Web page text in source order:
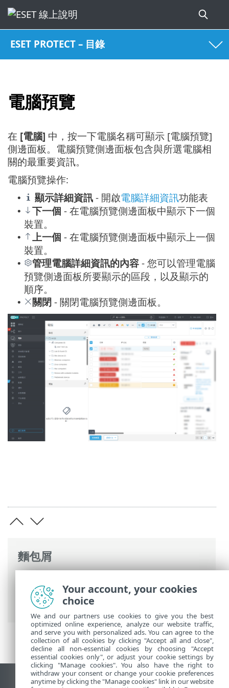
ESET PROTECT – 目錄
電腦預覽
麵包屑
ESET PROTECT>ESET PROTECT 主功能表>
電腦> 電腦預覽
在 [電腦] 中，按一下電腦名稱可顯示 [電腦預覽]
側邊面板。電腦預覽側邊面板包含與所選電腦相
關的最重要資訊。
電腦預覽操作:
• 顯示詳細資訊 - 開啟電腦詳細資訊功能表
• 下一個 - 在電腦預覽側邊面板中顯示下一個
裝置。
• 上一個 - 在電腦預覽側邊面板中顯示上一個
裝置。
• 管理電腦詳細資訊的內容 - 您可以管理電腦
預覽側邊面板所要顯示的區段，以及顯示的
順序。
• 關閉 - 關閉電腦預覽側邊面板。
檢視桌面網站
Your account, your cookies
choice
We and our partners use cookies to give you the best
optimized online experience, analyze our website traffic,
and serve you with personalized ads. You can agree to the
collection of all cookies by clicking "Accept all and close",
decline all non-essential cookies by choosing "Accept
essential cookies only", or adjust your cookie settings by
clicking "Manage cookies". You also have the right to
withdraw your consent or change your cookie preferences
anytime by clicking the "Manage cookies" link in our website